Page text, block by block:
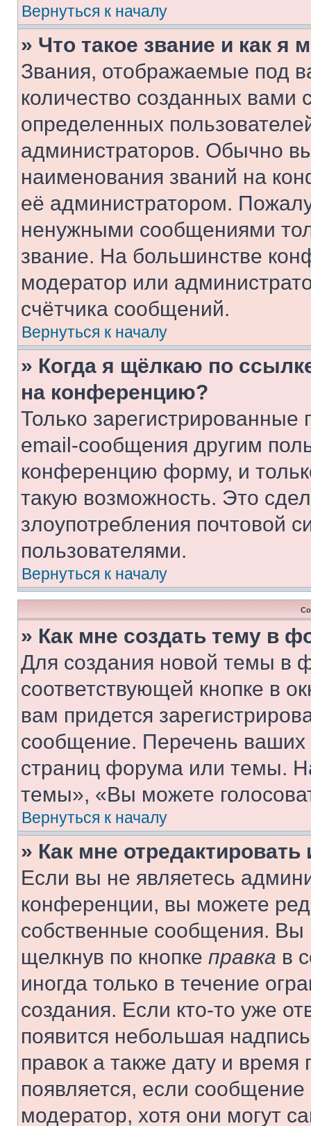
Вернуться к началу
» Что такое звание и как я
Звания, отображаемые под
количество созданных
определенных
администраторов. Обычно
наименования званий на
её администратором.
ненужными сообщениями
звание. На большинстве
модератор или
счётчика сообщений.
Вернуться к началу
» Когда я щёлкаю по
на конференцию?
Только зарегистрированные
email-сообщения другим
конференцию форму, и
такую возможность. Это
злоупотребления почтовой
пользователями.
Вернуться к началу
» Как мне создать тему в
Для создания новой темы в
соответствующей кнопке в
вам придется
сообщение. Перечень ваших
страниц форума или темы.
темы», «Вы можете
Вернуться к началу
» Как мне
Если вы не являетесь
конференции, вы можете
собственные сообщения. Вы
щелкнув по кнопке правка в
иногда только в течение
создания. Если кто-то уже
появится небольшая
правок а также дату и
появляется, если
модератор, хотя они могут